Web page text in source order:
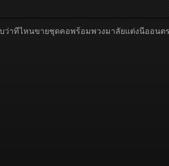
ว่าทีไหนขายชุดคอพร้อมพวงมาลัยแต่งนีออน